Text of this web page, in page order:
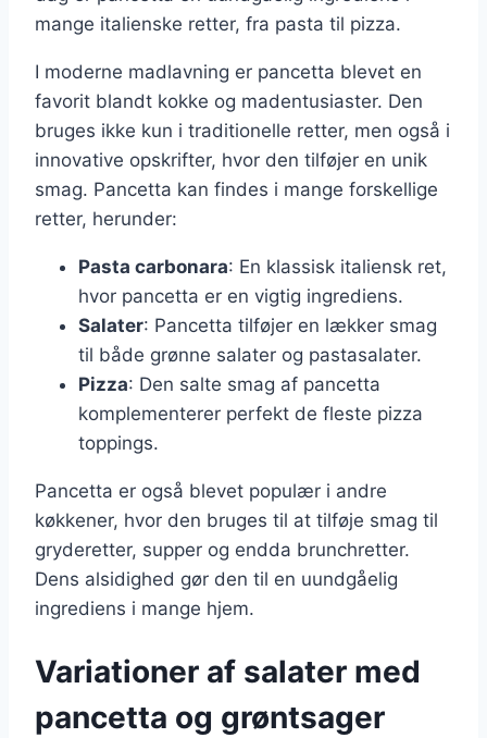
mange italienske retter, fra pasta til pizza.
I moderne madlavning er pancetta blevet en
favorit blandt kokke og madentusiaster. Den
bruges ikke kun i traditionelle retter, men også i
innovative opskrifter, hvor den tilføjer en unik
smag. Pancetta kan findes i mange forskellige
retter, herunder:
Pasta carbonara: En klassisk italiensk ret,
hvor pancetta er en vigtig ingrediens.
Salater: Pancetta tilføjer en lækker smag
til både grønne salater og pastasalater.
Pizza: Den salte smag af pancetta
komplementerer perfekt de fleste pizza
toppings.
Pancetta er også blevet populær i andre
køkkener, hvor den bruges til at tilføje smag til
gryderetter, supper og endda brunchretter.
Dens alsidighed gør den til en uundgåelig
ingrediens i mange hjem.
Variationer af salater med
pancetta og grøntsager